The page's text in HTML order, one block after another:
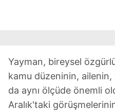
Yayman, bireysel
kamu düzeninin, ailenin,
da aynı ölçüde önemli
Aralık'taki